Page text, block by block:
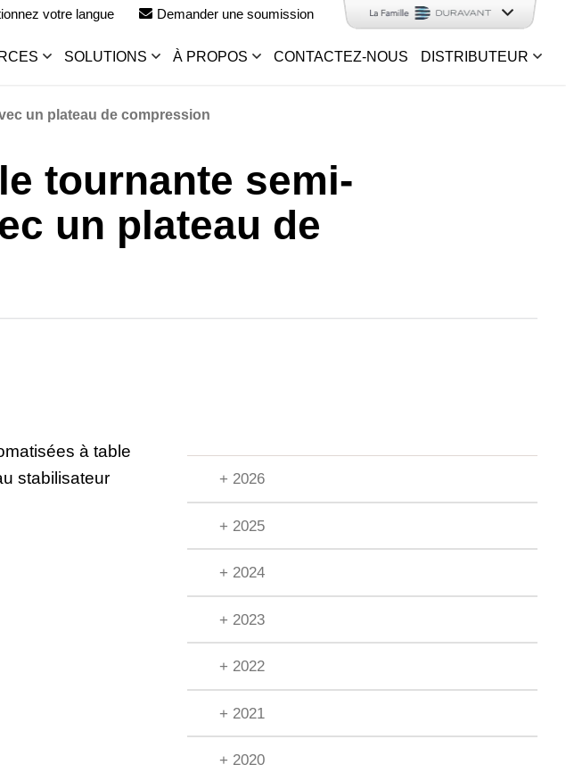
votre langue Demander une soumission
SOLUTIONS À PROPOS CONTACTEZ-NOUS DISTRIBUTEUR
un plateau de compression
tournante semi-
un plateau de
à table
stabilisateur
+ 2026
+ 2025
+ 2024
+ 2023
+ 2022
+ 2021
+ 2020